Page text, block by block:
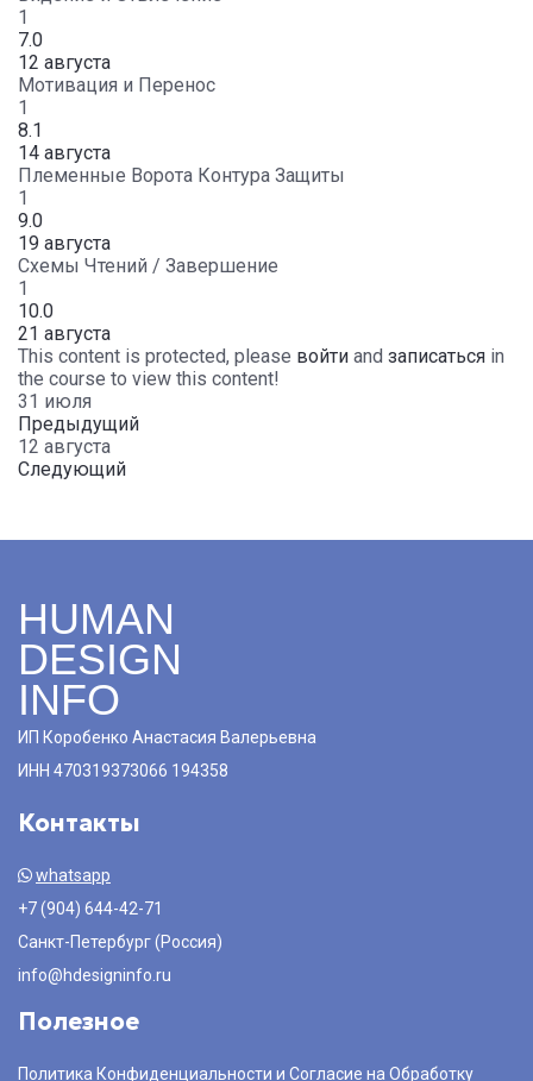
1
7.0
12 августа
Мотивация и Перенос
1
8.1
14 августа
Племенные Ворота Контура Защиты
1
9.0
19 августа
Схемы Чтений / Завершение
1
10.0
21 августа
This content is protected, please войти and записаться in
the course to view this content!
31 июля
Предыдущий
12 августа
Следующий
HUMAN
DESIGN
INFO
ИП Коробенко Анастасия Валерьевна
ИНН 470319373066 194358
Контакты
whatsapp
+7 (904) 644-42-71
Санкт-Петербург (Россия)
info@hdesigninfo.ru
Полезное
Политика Конфиденциальности и Согласие на Обработку